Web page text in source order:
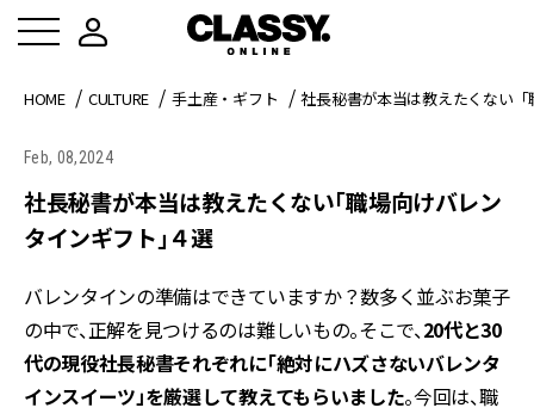
HOME CULTURE 手土産・ギフト 社長秘書が本当は教えたくない
Feb, 08,2024
社長秘書が本当は教えたくない「職場向けバレン
タインギフト」４選
バレンタインの準備はできていますか？数多く並ぶお菓子
の中で、正解を見つけるのは難しいもの。そこで、20代と30
代の現役社長秘書それぞれに「絶対にハズさないバレンタ
インスイーツ」を厳選して教えてもらいました。今回は、職